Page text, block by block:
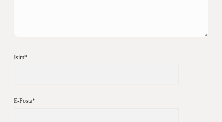
İsim*
E-Posta*